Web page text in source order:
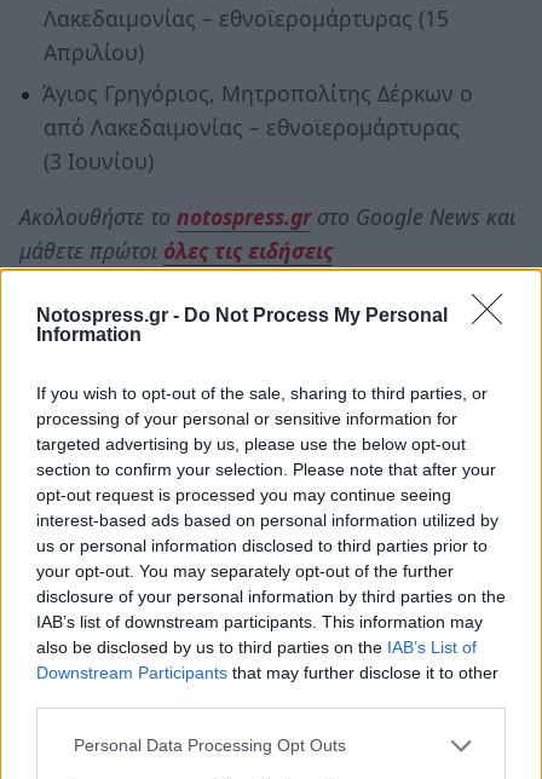
Notospress.gr - Do Not Process My Personal
Information
If you wish to opt-out of the sale, sharing to third parties, or
processing of your personal or sensitive information for
targeted advertising by us, please use the below opt-out
section to confirm your selection. Please note that after your
opt-out request is processed you may continue seeing
interest-based ads based on personal information utilized by
us or personal information disclosed to third parties prior to
your opt-out. You may separately opt-out of the further
disclosure of your personal information by third parties on the
IAB’s list of downstream participants. This information may
also be disclosed by us to third parties on the IAB’s List of
Downstream Participants that may further disclose it to other
Personal Data Processing Opt Outs
Λακεδαιμονίας – εθνοϊερομάρτυρας (15
Απριλίου)
Άγιος Γρηγόριος, Μητροπολίτης Δέρκων ο
από Λακεδαιμονίας – εθνοϊερομάρτυρας
(3 Ιουνίου)
Ακολουθήστε το notospress.grστο Google News και
μάθετε πρώτοι όλες τις ειδήσεις
TAGS: ΛΑΚΩΝΕΣ ΑΓΙΟΙ
ΛΑΚΩΝΙΑ